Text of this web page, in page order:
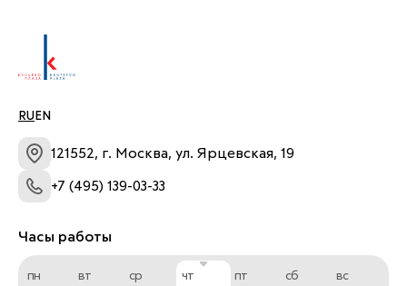
RU EN
121552, г. Москва, ул. Ярцевская, 19
+7 (495) 139-03-33
Часы работы
пн
вт
ср
чт
пт
сб
вс